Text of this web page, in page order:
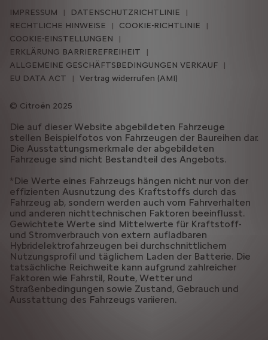
Citroën 2025
IMPRESSUM
DATENSCHUTZRICHTLINIE
RECHTLICHE HINWEISE
COOKIE-RICHTLINIE
COOKIE-EINSTELLUNGEN
ERKLÄRUNG BARRIEREFREIHEIT
ALLGEMEINE GESCHÄFTSBEDINGUNGEN VERKAUF
EU DATA ACT
Vertrag widerrufen (AMI)
Die auf dieser Website abgebildeten Fahrzeuge
stellen Beispielfotos von Fahrzeugen der Baureihen dar.
Die Ausstattungsmerkmale der abgebildeten
Fahrzeuge sind nicht Bestandteil des Angebots.
*Die Werte eines Fahrzeugs hängen nicht nur von der
effizienten Ausnutzung des Kraftstoffs durch das
Fahrzeug ab, sondern werden auch vom Fahrverhalten
und anderen nichttechnischen Faktoren beeinflusst.
Gewichtete Werte sind Mittelwerte für Kraftstoff-
und Stromverbrauch von extern aufladbaren
Hybridelektrofahrzeugen bei durchschnittlichem
Nutzungsprofil und täglichem Laden der Batterie. Die
tatsächliche Reichweite kann aufgrund zahlreicher
Faktoren wie Fahrstil, Route, Wetter und
Straßenbedingungen sowie Zustand, Gebrauch und
Ausstattung des Fahrzeugs variieren.